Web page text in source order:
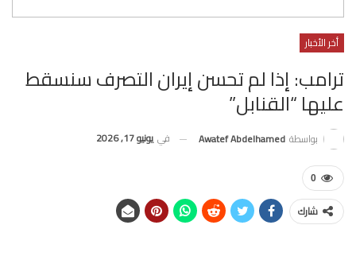
أخر الأخبار
ترامب: إذا لم تحسن إيران التصرف سنسقط
عليها “القنابل”
بواسطة Awatef Abdelhamed في يونيو 17, 2026
0
شارك